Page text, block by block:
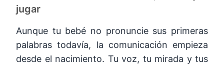
jugar
Aunque tu bebé no pronuncie sus primeras
palabras todavía, la comunicación empieza
desde el nacimiento. Tu voz, tu mirada y tus